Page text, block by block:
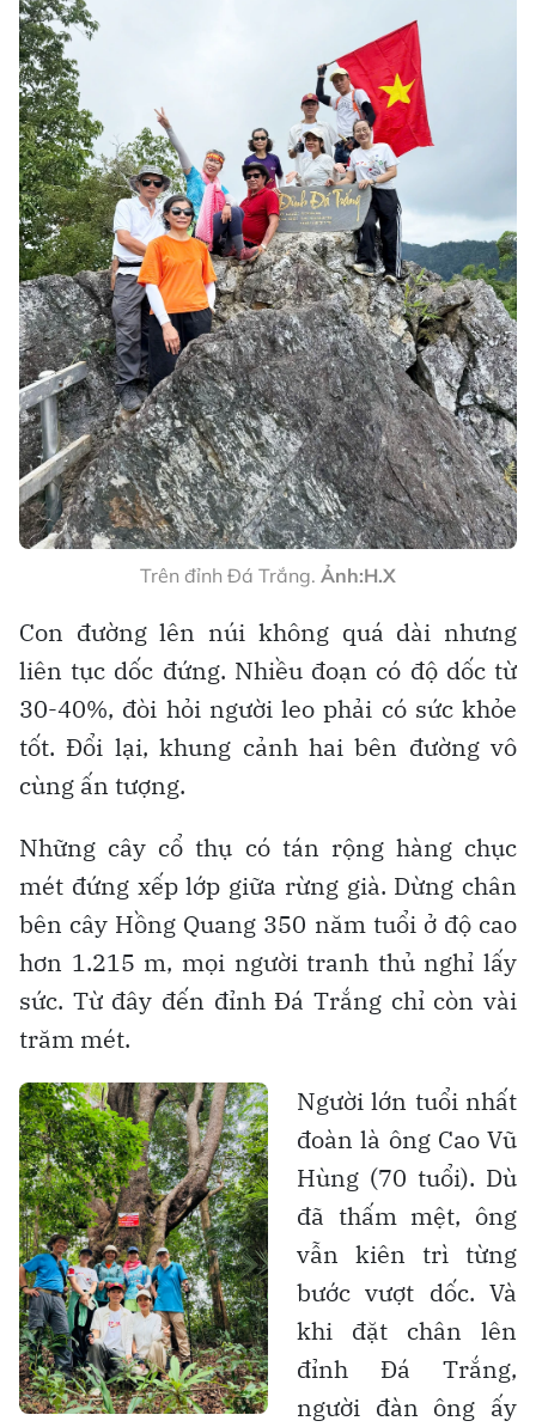
Trên đỉnh Đá Trắng. Ảnh:H.X
Con đường lên núi không quá dài nhưng
liên tục dốc đứng. Nhiều đoạn có độ dốc từ
30-40%, đòi hỏi người leo phải có sức khỏe
tốt. Đổi lại, khung cảnh hai bên đường vô
cùng ấn tượng.
Những cây cổ thụ có tán rộng hàng chục
mét đứng xếp lớp giữa rừng già. Dừng chân
bên cây Hồng Quang 350 năm tuổi ở độ cao
hơn 1.215 m, mọi người tranh thủ nghỉ lấy
sức. Từ đây đến đỉnh Đá Trắng chỉ còn vài
trăm mét.
Người lớn tuổi nhất
đoàn là ông Cao Vũ
Hùng (70 tuổi). Dù
đã thấm mệt, ông
vẫn kiên trì từng
bước vượt dốc. Và
khi đặt chân lên
đỉnh Đá Trắng,
người đàn ông ấy